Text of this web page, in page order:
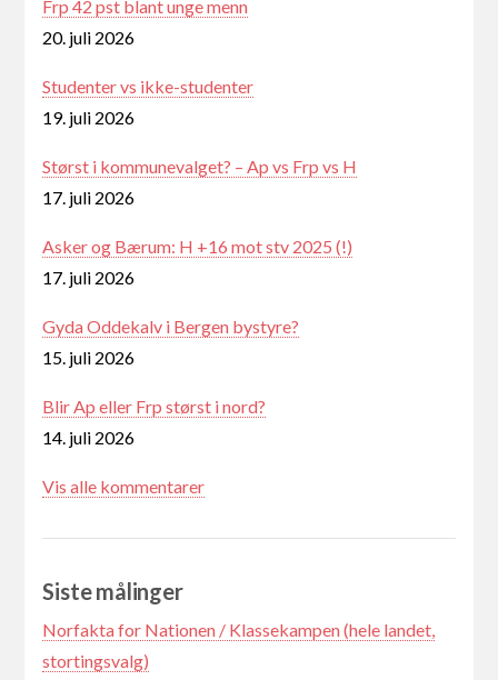
Frp 42 pst blant unge menn
20. juli 2026
Studenter vs ikke-studenter
19. juli 2026
Størst i kommunevalget? – Ap vs Frp vs H
17. juli 2026
Asker og Bærum: H +16 mot stv 2025 (!)
17. juli 2026
Gyda Oddekalv i Bergen bystyre?
15. juli 2026
Blir Ap eller Frp størst i nord?
14. juli 2026
Vis alle kommentarer
Siste målinger
Norfakta for Nationen / Klassekampen (hele landet,
stortingsvalg)